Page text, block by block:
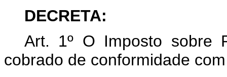
DECRETA:
Art. 1º O Imposto sobre
cobrado de conformidade